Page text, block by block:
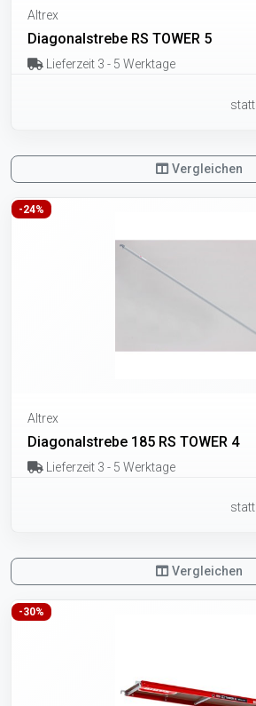
Altrex
Diagonalstrebe RS TOWER 5
Lieferzeit 3 - 5 Werktage
statt
Vergleichen
-24%
Altrex
Diagonalstrebe 185 RS TOWER 4
Lieferzeit 3 - 5 Werktage
statt
Vergleichen
-30%